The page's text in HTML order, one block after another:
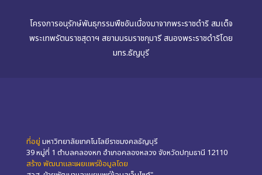
โครงการอนุรักษ์พันธุกรรมพืชอันเนื่องมาจากพระราชดำริ สมเด็จ
พระเทพรัตนราชสุดาฯ สยามบรมราชกุมารี สนองพระราชดำริโดย
มทร.ธัญบุรี
ที่อยู่ มหาวิทยาลัยเทคโนโลยีราชมงคลธัญบุรี
39 หมู่ที่ 1 ตำบลคลองหก อำเภอคลองหลวง จังหวัดปทุมธานี 12110
สร้าง พัฒนาและเผยแพร่ข้อมูลโดย